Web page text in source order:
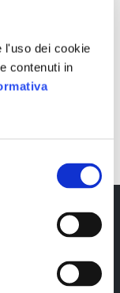
l'uso dei cookie
contenuti in